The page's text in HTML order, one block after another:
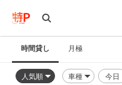
時間貸し 月極
人気順 車種 今日